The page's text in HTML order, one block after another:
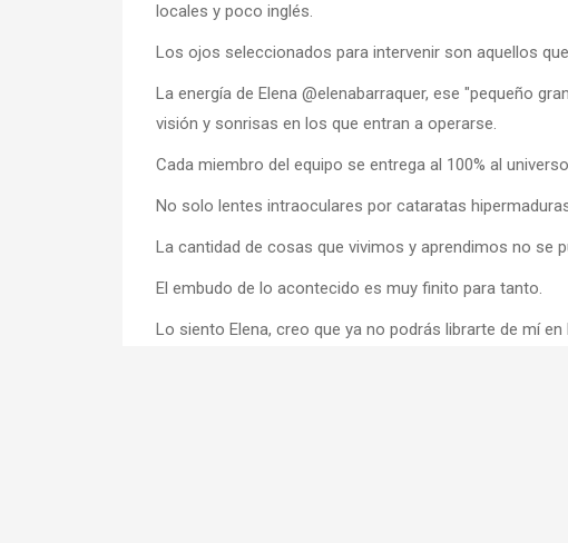
locales y poco inglés.
Los ojos seleccionados para intervenir son aquellos
La energía de Elena @elenabarraquer, ese "pequeño
visión y sonrisas en los que entran a operarse.
Cada miembro del equipo se entrega al 100% al
No solo lentes intraoculares por cataratas
La cantidad de cosas que vivimos y aprendimos no se
El embudo de lo acontecido es muy finito para tanto.
Lo siento Elena, creo que ya no podrás librarte de mí